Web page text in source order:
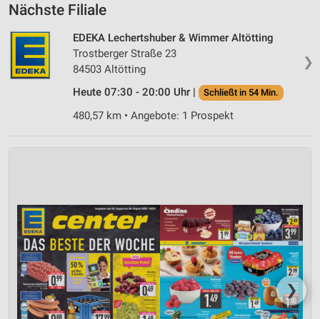
Nächste Filiale
❯
EDEKA Lechertshuber & Wimmer Altötting
Trostberger Straße 23
84503 Altötting
Heute 07:30 - 20:00 Uhr |
Schließt in 54 Min.
480,57 km • Angebote: 1 Prospekt
❯